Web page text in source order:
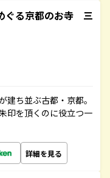
ぐる京都のお寺 三
建ち並ぶ古都・京都。
印を頂くのに役立つ一
詳細を見る